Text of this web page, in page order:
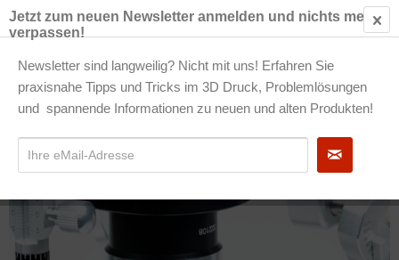
€
Gleichschaltung
Jetzt zum neuen Newsletter anmelden und nichts mehr
verpassen!
Newsletter sind langweilig? Nicht mit uns! Erfahren Sie
praxisnahe Tipps und Tricks im 3D Druck, Problemlösungen
und spannende Informationen zu neuen und alten Produkten!